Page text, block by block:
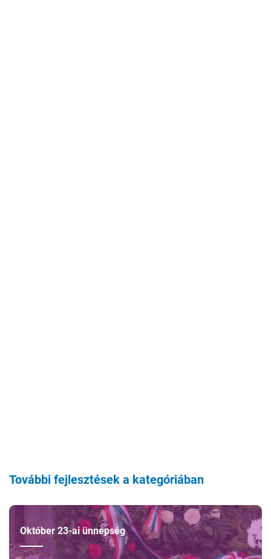
További fejlesztések a kategóriában
Október 23-ai ünnepség